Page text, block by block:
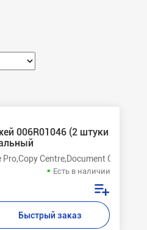
006R01046 (2 штуки
Pro,Copy Centre,Document Centre
Есть в наличии
Быстрый заказ